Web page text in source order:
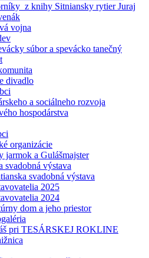
z knihy Sitniansky rytier Juraj
vojna
súbor a spevácko tanečný
divadlo
a sociálneho rozvoja
hospodárstva
organizácie
jarmok a Gulášmajster
svadobná výstava
svadobná výstava
2025
2024
dom a jeho priestor
pri TESÁRSKEJ ROKLINE